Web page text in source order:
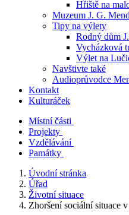
Hřiště na
Muzeum J. G.
Tipy na výlety
Rodný dům
Vycházková
Výlet na
Navštivte také
Audioprůvodce
Kontakt
Kulturáček
Místní části
Projekty
Vzdělávání
Památky
Úvodní stránka
Úřad
Životní situace
Zhoršení sociální situace